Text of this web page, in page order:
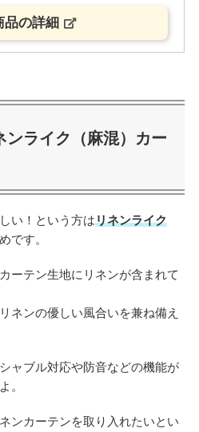
品の詳細
ンライク（麻混）カー
い！という方はリネンライク
です。
ーテン生地にリネンが含まれて
ネンの優しい風合いを兼ね備え
ャブル対応や防音などの機能が
。
ンカーテンを取り入れたいとい